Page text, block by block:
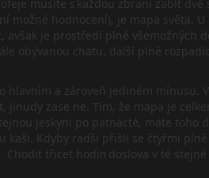
musíte s každou zbraní zabít
hodnocení), je mapa světa.
avšak je prostředí plné všemožných
obývanou chatu, další plně
a zároveň jediném
zase ne. Tím, že mapa je
jeskyni po patnácté, máte
kaši. Kdyby radši přišli se čtyřmi
Chodit třicet hodin doslova v té